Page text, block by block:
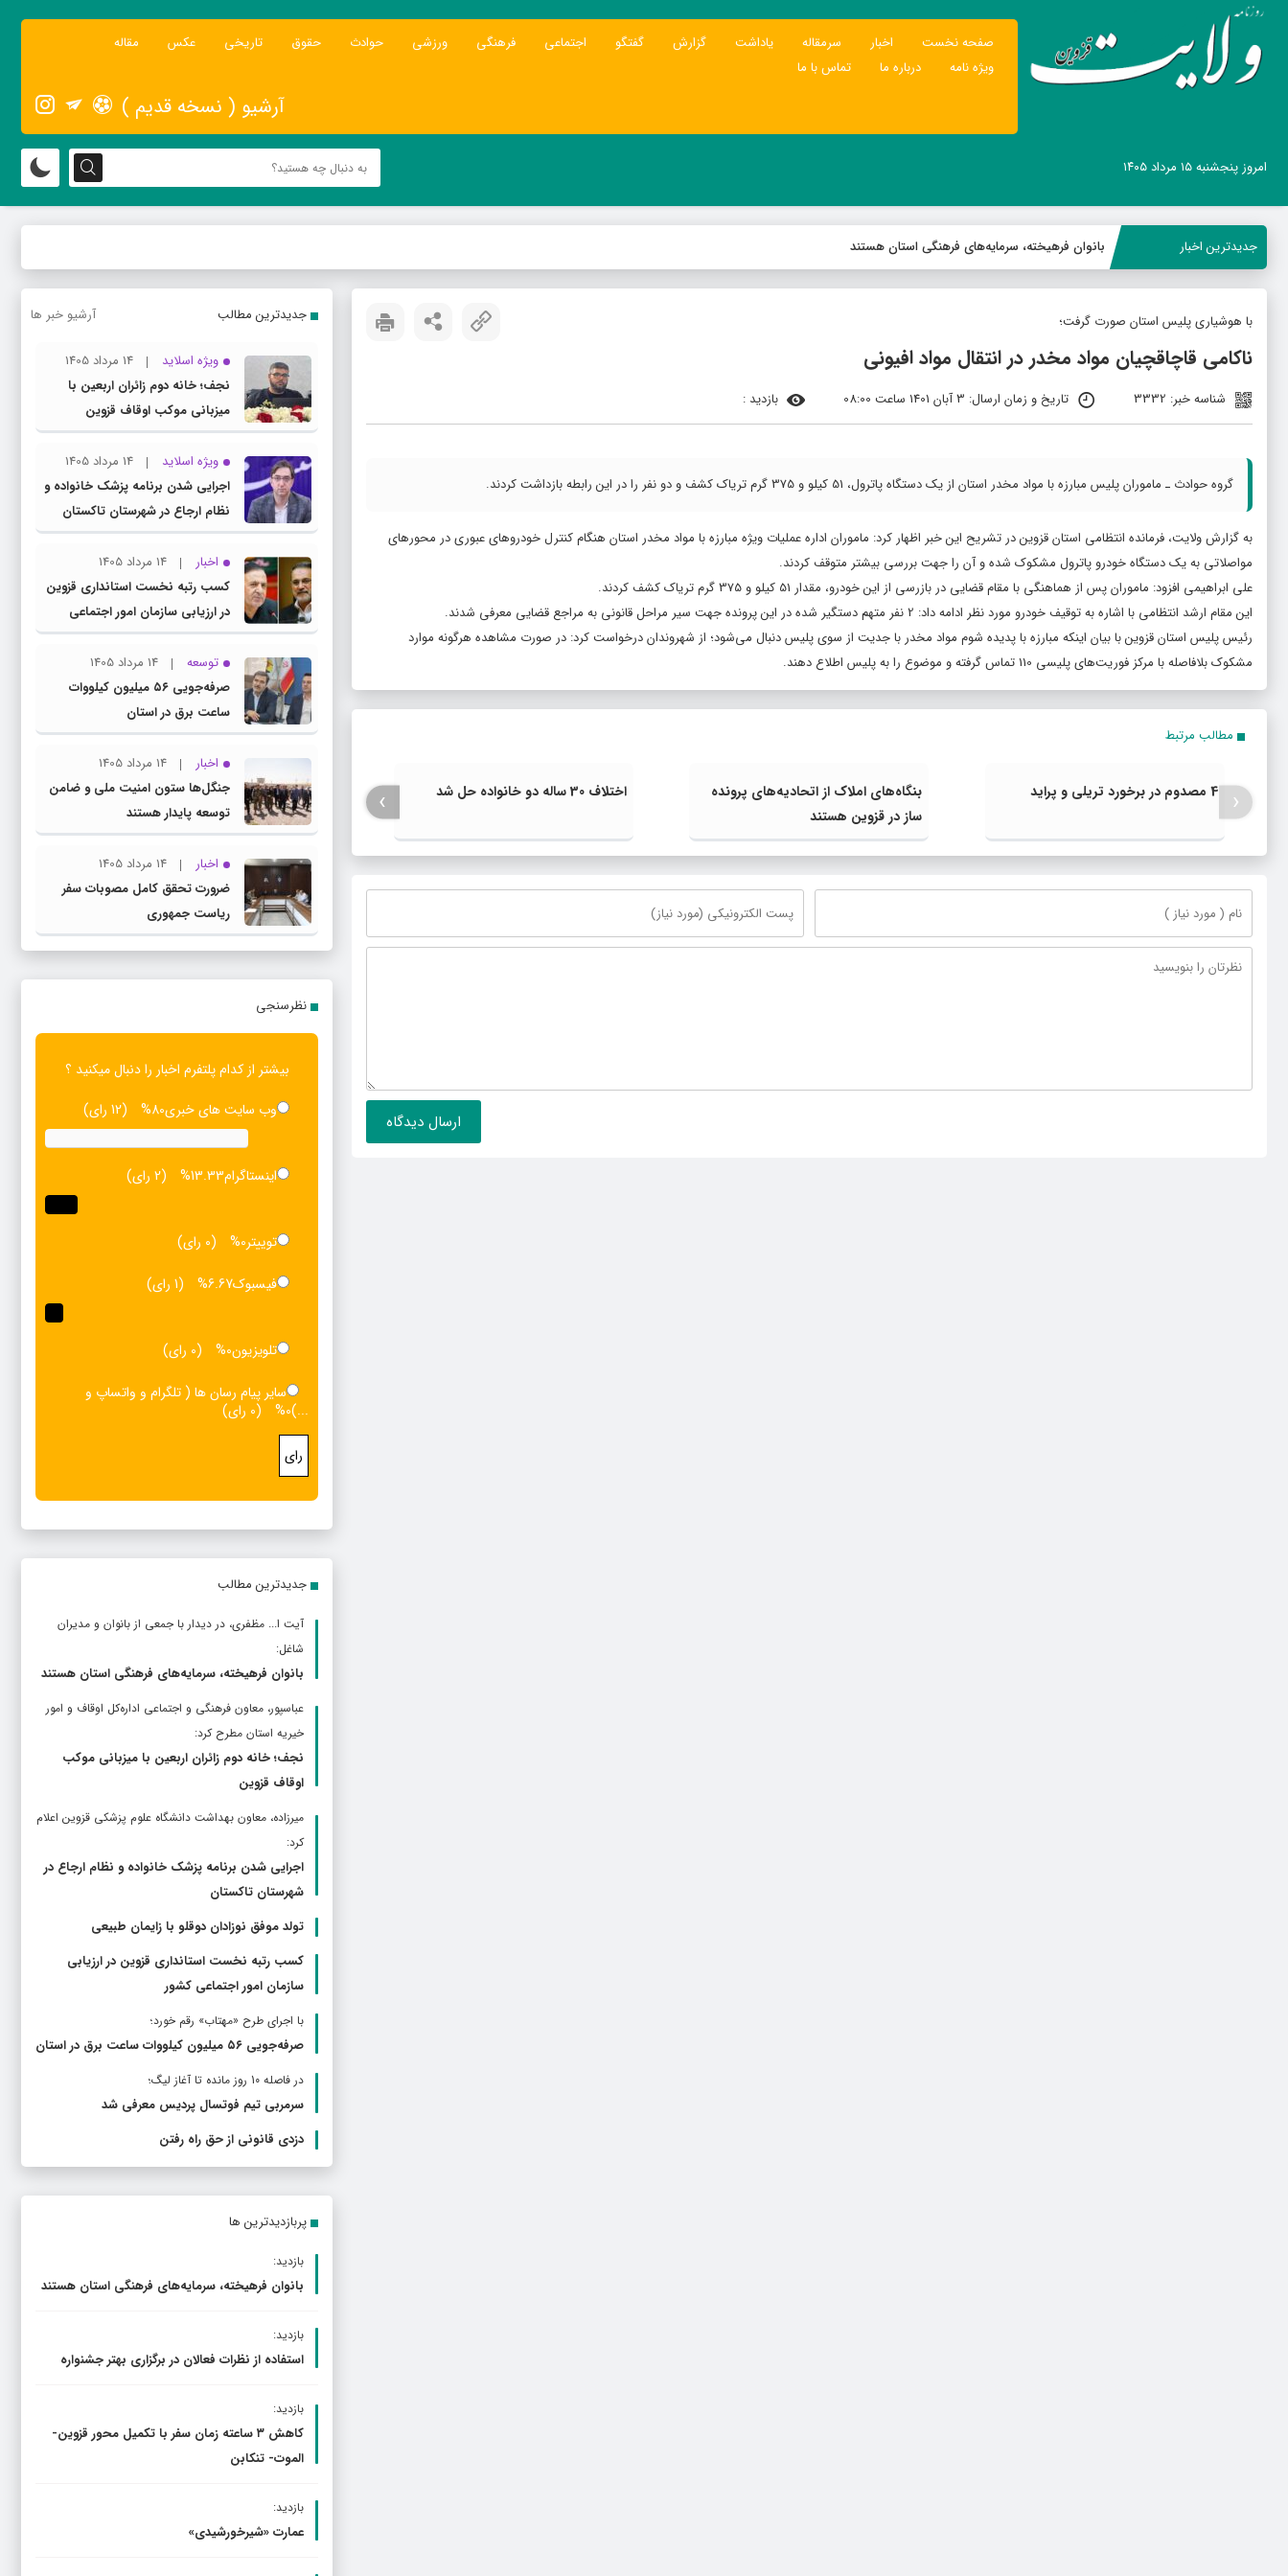
صفحه نخست اخبار سرمقاله یاداشت گزارش گفتگو اجتماعی فرهنگی ورزشی حوادث حقوق تاریخی عکس
مقاله
ویژه نامه
درباره ما تماس با ما
آرشیو ( نسخه قدیم )
امروز پنجشنبه ۱۵ مرداد ۱۴۰۵
جدیدترین اخبار بانوان فرهیخته، سرمایه‌های فرهنگی استان هستند
با هوشیاری پلیس استان صورت گرفت؛
ناکامی قاچاقچیان مواد مخدر در انتقال مواد افیونی
شناسه خبر: 3332 تاریخ و زمان ارسال: 3 آبان 1401 ساعت 08:00 بازدید :
گروه حوادث ـ ماموران پلیس مبارزه با مواد مخدر استان از یک دستگاه پاترول، 51 کیلو و 375 گرم تریاک کشف و دو نفر را در این رابطه بازداشت کردند.
به گزارش ولایت، فرمانده انتظامی استان قزوین در تشریح این خبر اظهار کرد: ماموران اداره عملیات ویژه مبارزه با مواد مخدر استان هنگام کنترل خودروهای عبوری در محورهای
مواصلاتی به یک دستگاه خودرو پاترول مشکوک شده و آن را جهت بررسی بیشتر متوقف کردند.
علی ابراهیمی افزود: ماموران پس از هماهنگی با مقام قضایی در بازرسی از این خودرو، مقدار 51 کیلو و 375 گرم تریاک کشف کردند.
این مقام ارشد انتظامی با اشاره به توقیف خودرو مورد نظر ادامه داد: 2 نفر متهم دستگیر شده در این پرونده جهت سیر مراحل قانونی به مراجع قضایی معرفی شدند.
رئیس پلیس استان قزوین با بیان اینکه مبارزه با پدیده شوم مواد مخدر با جدیت از سوی پلیس دنبال می‌شود؛ از شهروندان درخواست کرد: در صورت مشاهده هرگونه موارد
مشکوک بلافاصله با مرکز فوریت‌های پلیسی 110 تماس گرفته و موضوع را به پلیس اطلاع دهند.
مطالب مرتبط
4 مصدوم در برخورد تریلی و پراید
بنگاه‌های املاک از اتحادیه‌های پرونده
ساز در قزوین هستند
اختلاف 30 ساله دو خانواده حل شد کشف جسد مرد میانسال در خودرو ‹
›
جدیدترین مطالب آرشیو خبر ها
ویژه اسلاید
14 مرداد 1405
نجف؛ خانه دوم زائران اربعین با
میزبانی موکب اوقاف قزوین
ویژه اسلاید
14 مرداد 1405
اجرایی شدن برنامه پزشک خانواده و
نظام ارجاع در شهرستان تاکستان
اخبار
14 مرداد 1405
کسب رتبه نخست استانداری قزوین
در ارزیابی سازمان امور اجتماعی
کشور
توسعه
14 مرداد 1405
صرفه‌جویی ۵۶ میلیون کیلووات‌
ساعت برق در استان
اخبار
14 مرداد 1405
جنگل‌ها ستون امنیت ملی و ضامن
توسعه پایدار هستند
اخبار
14 مرداد 1405
ضرورت تحقق کامل مصوبات سفر
ریاست‌ جمهوری
نظرسنجی
بیشتر از کدام پلتفرم اخبار را دنبال میکنید ؟
وب سایت های خبری80% (12 رای)
اینستاگرام13.33% (2 رای)
توییتر0%
(0 رای)
فیسبوک6.67% (1 رای)
تلویزیون0%
(0 رای)
سایر پیام رسان ها ( تلگرام و واتساپ و
...)
0% (0 رای)
رای
جدیدترین مطالب
آیت ا... مظفری، در دیدار با جمعی از بانوان و مدیران
شاغل:
بانوان فرهیخته، سرمایه‌های فرهنگی استان هستند
عباسپور، معاون فرهنگی و اجتماعی اداره‌کل اوقاف و امور
خیریه استان مطرح كرد:
نجف؛ خانه دوم زائران اربعین با میزبانی موکب
اوقاف قزوین
ميرزاده، معاون بهداشت دانشگاه علوم پزشکی قزوین اعلام
کرد:
اجرایی شدن برنامه پزشک خانواده و نظام ارجاع در
شهرستان تاکستان
تولد موفق نوزادان دوقلو با زایمان طبیعی
کسب رتبه نخست استانداری قزوین در ارزیابی
سازمان امور اجتماعی کشور
با اجرای طرح «مهتاب» رقم خورد؛
صرفه‌جویی ۵۶ میلیون کیلووات‌ ساعت برق در استان
در فاصله 10 روز مانده تا آغاز لیگ؛
سرمربی تیم فوتسال پردیس معرفی شد
دزدی قانونی از حق راه رفتن
پربازدیدترین ها
بازدید:
بانوان فرهیخته، سرمایه‌های فرهنگی استان هستند
بازدید:
استفاده از نظرات فعالان در برگزاری بهتر جشنواره
بازدید:
کاهش ۳ ساعته زمان سفر با تکمیل محور قزوین-
الموت- تنکابن
بازدید:
عمارت «شیرخورشیدی»